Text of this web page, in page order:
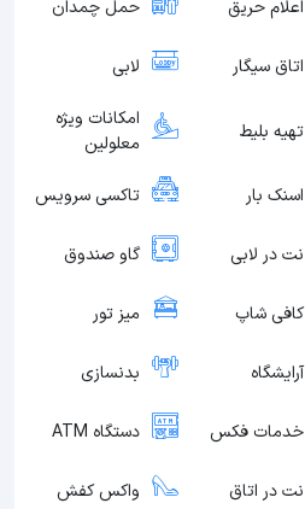
اعلام حریق حمل چمدان
اتاق سیگار لابی
تهیه بلیط
امکانات ویژه
معلولین
اسنک بار تاکسی سرویس
نت در لابی گاو صندوق
کافی شاپ میز تور
آرایشگاه بدنسازی
خدمات فکس دستگاه ATM
نت در اتاق واکس کفش